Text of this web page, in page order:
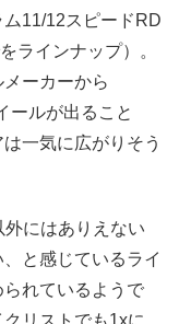
11/12スピードRD
ラインナップ）。
ーカーから
ールが出ること
一気に広がりそう
にはありえない
と感じているライ
れているようで